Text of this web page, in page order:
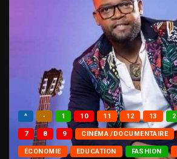
^ - 1 10 11 12 13 2
7 8 9 CINÉMA /DOCUMENTAIRE
ÉCONOMIE EDUCATION FASHION